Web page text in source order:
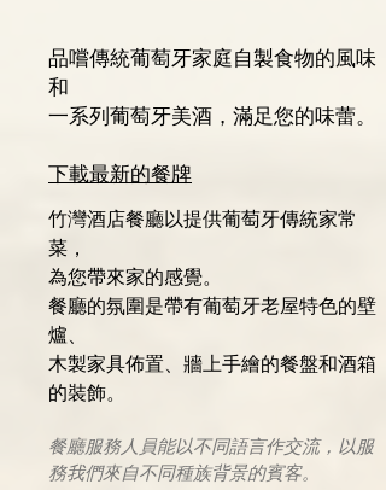
品嚐傳統葡萄牙家庭自製食物的風味
和
一系列葡萄牙美酒，滿足您的味蕾。
​​下載最新的餐牌
竹灣酒店餐廳以提供葡萄牙傳統家常
菜，
為您帶來家的感覺。
餐廳的氛圍是帶有葡萄牙老屋特色的壁
爐、
木製家具佈置、牆上手繪的餐盤和酒箱
的裝飾。
餐廳服務人員能以不同語言作交流，​以服
務我們來自不同種族背景的賓客。